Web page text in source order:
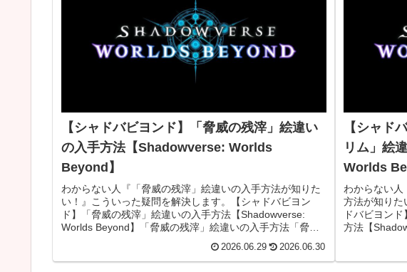
【シャドバビヨンド】「脅威の残滓」絵違い
の入手方法【Shadowverse: Worlds
Beyond】
わからない人『「脅威の残滓」絵違いの入手方法が知りた
い！』こういった疑問を解決します。【シャドバビヨン
ド】「脅威の残滓」絵違いの入手方法【Shadowverse:
Worlds Beyond】「脅威の残滓」絵違いの入手方法「脅威
2026.06.29 2026.06.30
【シャド
リム」絵
Worlds
わからない
方法が知りた
ドバビヨン
方法【